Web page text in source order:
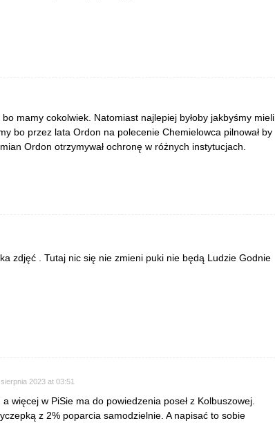
mamy cokolwiek. Natomiast najlepiej byłoby jakbyśmy mieli
bo przez lata Ordon na polecenie Chemielowca pilnował by
Ordon otrzymywał ochronę w różnych instytucjach.
zdjęć . Tutaj nic się nie zmieni puki nie będą Ludzie Godnie
2023 at 03:51
a więcej w PiSie ma do powiedzenia poseł z Kolbuszowej.
z 2% poparcia samodzielnie. A napisać to sobie